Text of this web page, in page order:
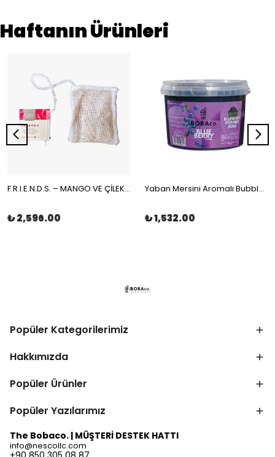
Haftanın Ürünleri
F.R.I.E.N.D.S. – MANGO VE ÇİLEKLİ MEYVE ÇAYI MÜSLİN ÇAY POŞETİ 100x2gr | The Boba Co.
₺ 2,596.00
Yaban Mersini Aromalı Bubble Tea Boba 3,4kg | The Boba Co.
₺ 1,532.00
Popüler Kategorilerimiz
Hakkımızda
Popüler Ürünler
Popüler Yazılarımız
The Bobaco. | MÜŞTERİ DESTEK HATTI
info@nescollc.com